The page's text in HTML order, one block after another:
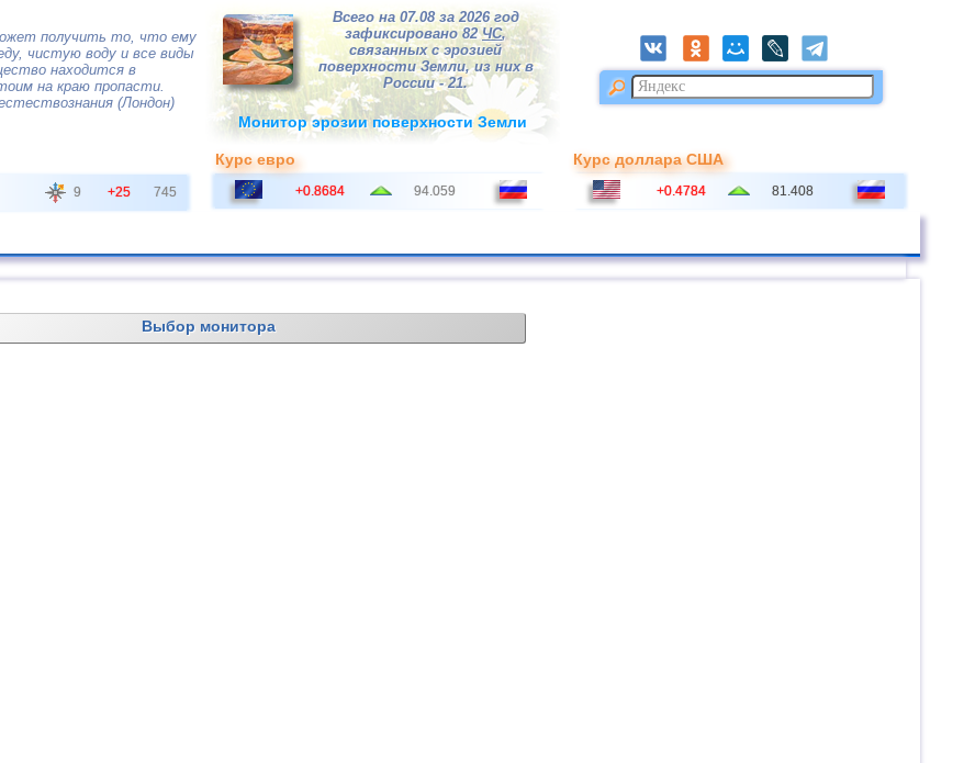
получить то, что ему
чистую воду и все виды
находится в
на краю пропасти.
(Лондон)
Всего на 07.08 за 2026 год
зафиксировано 82ЧС,
связанных с эрозией
поверхности Земли, из них в
России - 21.
Монитор эрозии поверхности Земли
9 +25 745
Курс евро
+0.8684 94.059
Курс доллара США
+0.4784 81.408
Выбор монитора